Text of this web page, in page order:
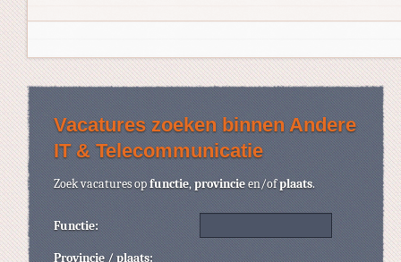
Vacatures zoeken binnen Andere
IT & Telecommunicatie
Zoek vacatures opfunctie,provincieen/ofplaats.
Functie:
Provincie / plaats: